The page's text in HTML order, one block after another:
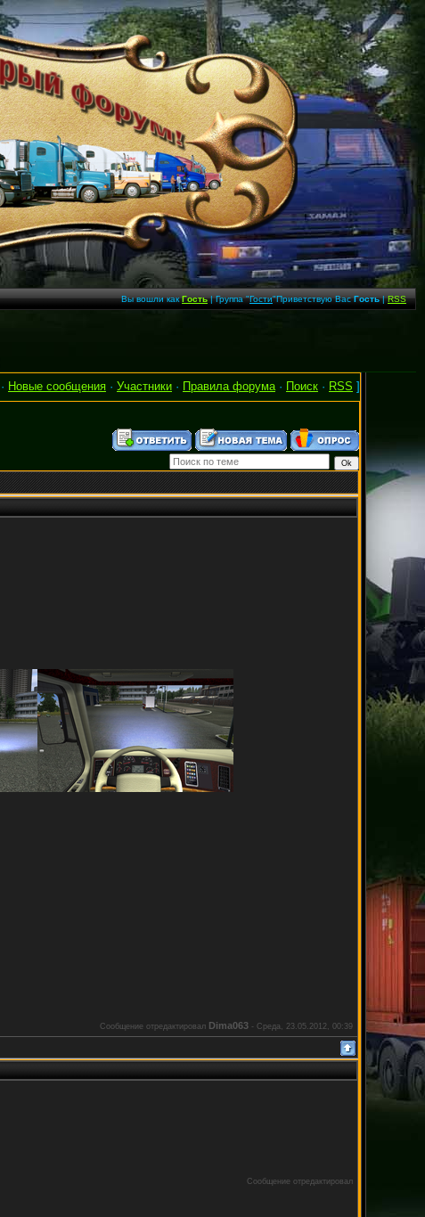
Вы вошли какГость| Группа "Гости"Приветствую ВасГость|RSS
· Новые сообщения · Участники · Правила форума · Поиск · RSS ]
Сообщение отредактировал Dima063 - Среда, 23.05.2012, 00:39
Сообщение отредактировал